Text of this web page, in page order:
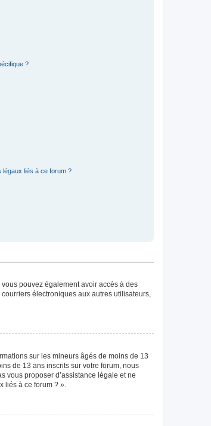
?
légaux liés à ce forum ?
pouvez également avoir accès à des
électroniques aux autres utilisateurs,
sur les mineurs âgés de moins de 13
de 13 ans inscrits sur votre forum, nous
vous proposer d’assistance légale et ne
liés à ce forum ? ».